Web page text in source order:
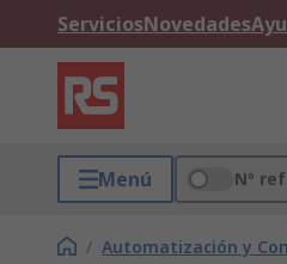
ServiciosNovedades
Menú Nº
/ Automatización y